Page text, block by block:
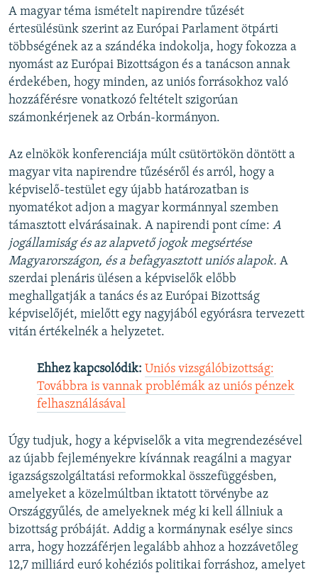
A magyar téma ismételt napirendre tűzését
értesülésünk szerint az Európai Parlament ötpárti
többségének az a szándéka indokolja, hogy fokozza a
nyomást az Európai Bizottságon és a tanácson annak
érdekében, hogy minden, az uniós forrásokhoz való
hozzáférésre vonatkozó feltételt szigorúan
számonkérjenek az Orbán-kormányon.
Az elnökök konferenciája múlt csütörtökön döntött a
magyar vita napirendre tűzéséről és arról, hogy a
képviselő-testület egy újabb határozatban is
nyomatékot adjon a magyar kormánnyal szemben
támasztott elvárásainak. A napirendi pont címe: A
jogállamiság és az alapvető jogok megsértése
Magyarországon, és a befagyasztott uniós alapok. A
szerdai plenáris ülésen a képviselők előbb
meghallgatják a tanács és az Európai Bizottság
képviselőjét, mielőtt egy nagyjából egyórásra tervezett
vitán értékelnék a helyzetet.
Ehhez kapcsolódik: Uniós vizsgálóbizottság:
Továbbra is vannak problémák az uniós pénzek
felhasználásával
Úgy tudjuk, hogy a képviselők a vita megrendezésével
az újabb fejleményekre kívánnak reagálni a magyar
igazságszolgáltatási reformokkal összefüggésben,
amelyeket a közelmúltban iktatott törvénybe az
Országgyűlés, de amelyeknek még ki kell állniuk a
bizottság próbáját. Addig a kormánynak esélye sincs
arra, hogy hozzáférjen legalább ahhoz a hozzávetőleg
12,7 milliárd euró kohéziós politikai forráshoz, amelyet